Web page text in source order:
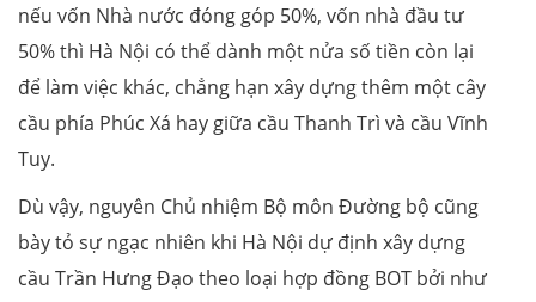
nếu vốn Nhà nước đóng góp 50%, vốn nhà đầu tư
50% thì Hà Nội có thể dành một nửa số tiền còn lại
để làm việc khác, chẳng hạn xây dựng thêm một cây
cầu phía Phúc Xá hay giữa cầu Thanh Trì và cầu Vĩnh
Tuy.
Dù vậy, nguyên Chủ nhiệm Bộ môn Đường bộ cũng
bày tỏ sự ngạc nhiên khi Hà Nội dự định xây dựng
cầu Trần Hưng Đạo theo loại hợp đồng BOT bởi như